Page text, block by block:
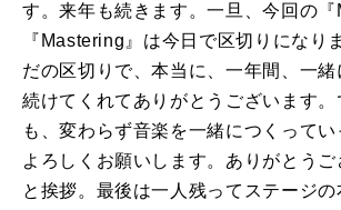
す。来年も続きます。一旦、今回の『
『Mastering』は今日で区切りになり
だの区切りで、本当に、一年間、一緒
続けてくれてありがとうございます
も、変わらず音楽を一緒につくってい
よろしくお願いします。ありがとうご
と挨拶。最後は一人残ってステージ